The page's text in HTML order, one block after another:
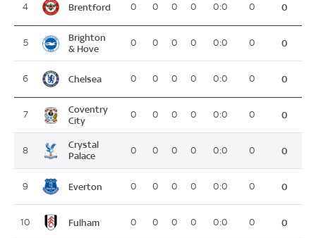
4 Brentford 0 0 0 0 0:0 0 0
5
Brighton
& Hove
0 0 0 0 0:0 0 0
6 Chelsea 0 0 0 0 0:0 0 0
7
Coventry
City
0 0 0 0 0:0 0 0
8
Crystal
Palace
0 0 0 0 0:0 0 0
9 Everton 0 0 0 0 0:0 0 0
10 Fulham 0 0 0 0 0:0 0 0